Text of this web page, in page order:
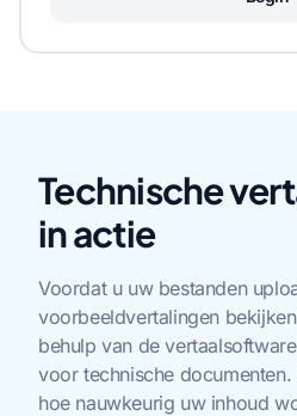
Technische
in actie
Voordat u uw bestanden
voorbeeldvertalingen
behulp van de
voor technische
hoe nauwkeurig uw inhoud